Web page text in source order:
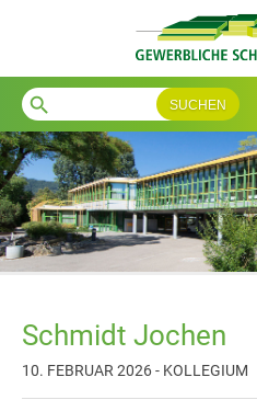
search
Schmidt Jochen
10. FEBRUAR 2026 - KOLLEGIUM